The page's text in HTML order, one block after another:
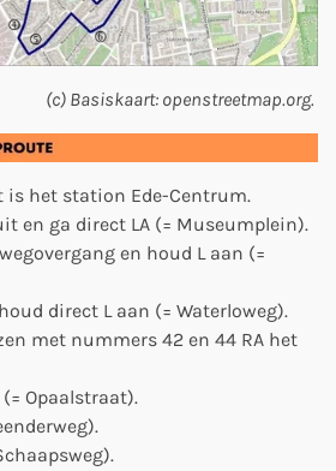
(c) Basiskaart: openstreetmap.org.
is het station Ede-Centrum.
en ga direct LA (= Museumplein).
en houd L aan (=
direct L aan (= Waterloweg).
met nummers 42 en 44 RA het
Opaalstraat).